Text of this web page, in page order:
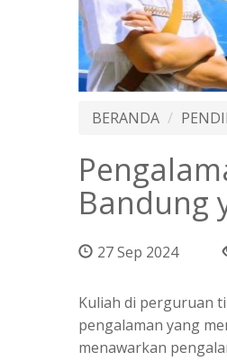
BERANDA
Bandung
27 Sep 2024
Kuliah di perguruan
pengalaman yang
menawarkan